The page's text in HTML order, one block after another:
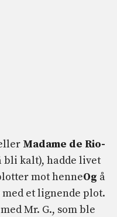
Madame de Rio-
bli kalt), hadde livet
mot henneOg å
et lignende plot.
Mr. G., som ble